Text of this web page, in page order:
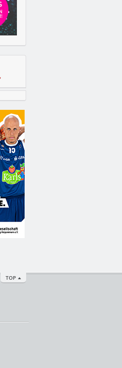
TOP